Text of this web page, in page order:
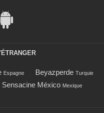
Espagne Beyazperde Turquie
Sensacine México Mexique